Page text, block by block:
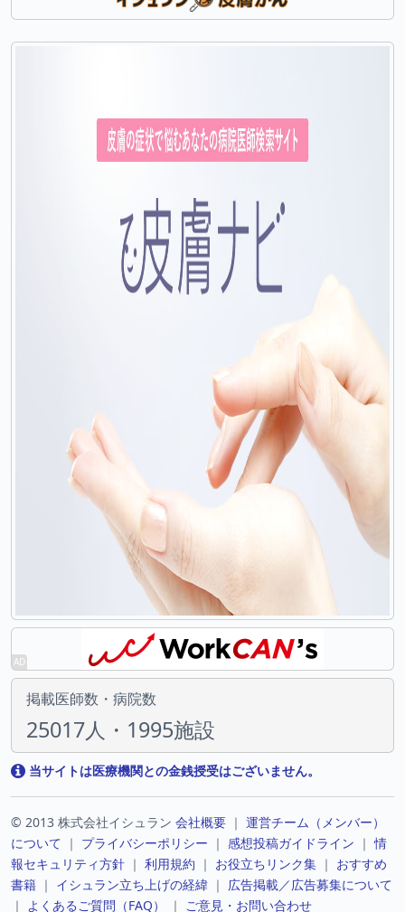
掲載医師数・病院数
25017人・1995施設
当サイトは医療機関との金銭授受はございません。
© 2013 株式会社イシュラン 会社概要 ｜ 運営チーム（メンバー）
について ｜ プライバシーポリシー ｜ 感想投稿ガイドライン ｜情
報セキュリティ方針 ｜ 利用規約 ｜ お役立ちリンク集 ｜ おすすめ
書籍 ｜ イシュラン立ち上げの経緯 ｜ 広告掲載／広告募集について
｜ よくあるご質問（FAQ） ｜ ご意見・お問い合わせ